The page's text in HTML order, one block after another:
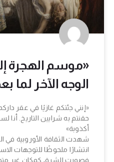
«موسم الهجرة
الوجه الآخر لما
«إنني جئتكم غازيًا في عقر
حقنتم به شرايين التاريخ.
أكذوبة»
شهدت الثقافة الأوروبية في
انتشارًا ملحوظًا للتوجهات
فصورت الشرق كمكانٍ غير